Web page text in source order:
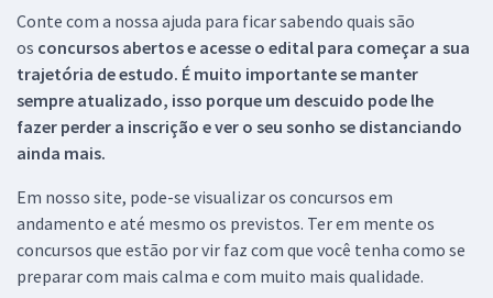
Conte com a nossa ajuda para ficar sabendo quais são
os concursos abertos e acesse o edital para começar a sua
trajetória de estudo. É muito importante se manter
sempre atualizado, isso porque um descuido pode lhe
fazer perder a inscrição e ver o seu sonho se distanciando
ainda mais.
Em nosso site, pode-se visualizar os concursos em
andamento e até mesmo os previstos. Ter em mente os
concursos que estão por vir faz com que você tenha como se
preparar com mais calma e com muito mais qualidade.